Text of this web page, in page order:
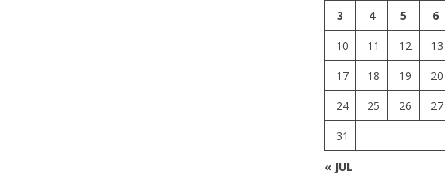
3
4 5 6
10
11 12 13
17
18 19 20
24
25 26 27
31
« JUL